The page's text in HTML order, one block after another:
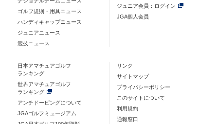
ゴルフ規則・用具ニュース
ハンディキャップニュース
ジュニアニュース
競技ニュース
ジュニア会員：ログイン
JGA個人会員
日本アマチュアゴルフ
ランキング
世界アマチュアゴルフ
ランキング
アンチドーピングについて
JGAゴルフミュージアム
リンク
サイトマップ
プライバシーポリシー
このサイトについて
利用規約
通報窓口